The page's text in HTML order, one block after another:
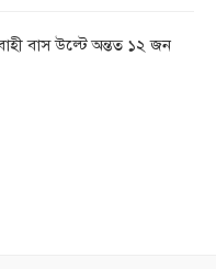
বাস উল্টে অন্তত ১২ জন